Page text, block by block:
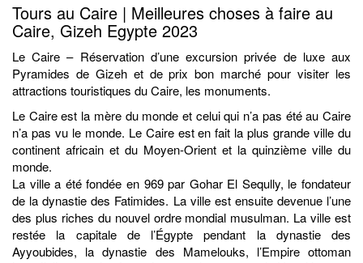
Tours au Caire | Meilleures choses à faire au
Caire, Gizeh Egypte 2023
Le Caire – Réservation d’une excursion privée de luxe aux
Pyramides de Gizeh et de prix bon marché pour visiter les
attractions touristiques du Caire, les monuments.
Le Caire est la mère du monde et celui qui n’a pas été au Caire
n’a pas vu le monde. Le Caire est en fait la plus grande ville du
continent africain et du Moyen-Orient et la quinzième ville du
monde.
La ville a été fondée en 969 par Gohar El Seqully, le fondateur
de la dynastie des Fatimides. La ville est ensuite devenue l’une
des plus riches du nouvel ordre mondial musulman. La ville est
restée la capitale de l’Égypte pendant la dynastie des
Ayyoubides, la dynastie des Mamelouks, l’Empire ottoman